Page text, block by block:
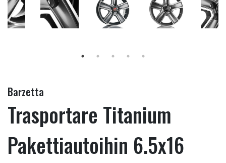
Barzetta
Trasportare Titanium
Pakettiautoihin 6.5x16